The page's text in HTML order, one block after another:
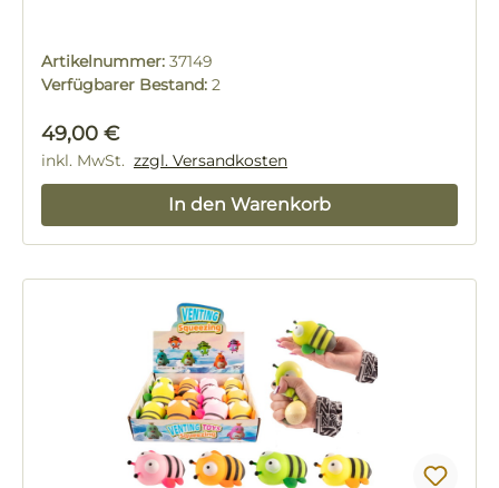
Artikelnummer: 37149
Verfügbarer Bestand: 2
Regulärer Preis:
49,00 €
inkl. MwSt. zzgl. Versandkosten
In den Warenkorb